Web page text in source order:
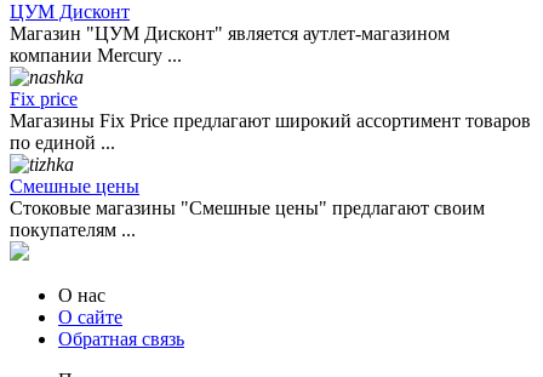
ЦУМ Дисконт
Магазин "ЦУМ Дисконт" является аутлет-магазином
компании Mercury ...
Fix price
Магазины Fix Price предлагают широкий ассортимент товаров
по единой ...
Смешные цены
Стоковые магазины "Смешные цены" предлагают своим
покупателям ...
О нас
О сайте
Обратная связь